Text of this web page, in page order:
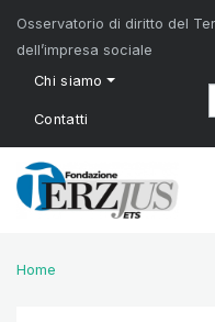
Osservatorio di diritto del
dell’impresa sociale
Chi siamo
Contatti
Home